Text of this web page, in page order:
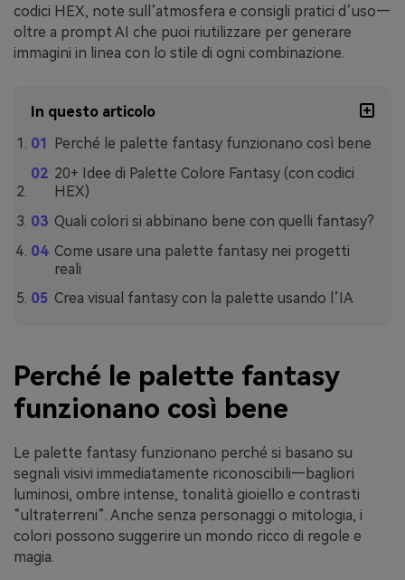
codici HEX, note sull’atmosfera e consigli pratici d’uso—
oltre a prompt AI che puoi riutilizzare per generare
immagini in linea con lo stile di ogni combinazione.
In questo articolo
Perché le palette fantasy funzionano così bene
20+ Idee di Palette Colore Fantasy (con codici
HEX)
Quali colori si abbinano bene con quelli fantasy?
Come usare una palette fantasy nei progetti
reali
Crea visual fantasy con la palette usando l’IA
Perché le palette fantasy
funzionano così bene
Le palette fantasy funzionano perché si basano su
segnali visivi immediatamente riconoscibili—bagliori
luminosi, ombre intense, tonalità gioiello e contrasti
“ultraterreni”. Anche senza personaggi o mitologia, i
colori possono suggerire un mondo ricco di regole e
magia.